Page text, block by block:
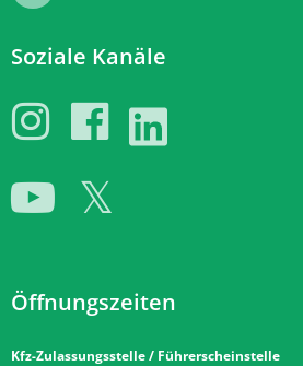
Soziale Kanäle
Öffnungszeiten
Kfz-Zulassungsstelle / Führerscheinstelle